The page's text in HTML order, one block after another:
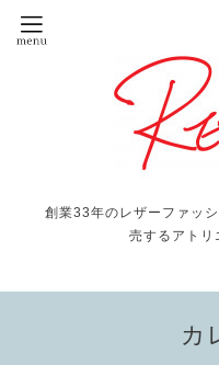
創業33年のレザーファッ
売するアト
カ